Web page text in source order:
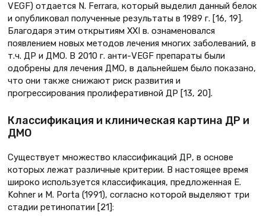
VEGF) отдается N. Ferrara, который выделил данный белок
и опубликовал полученные результаты в 1989 г. [16, 19].
Благодаря этим открытиям XXI в. ознаменовался
появлением новых методов лечения многих заболеваний, в
т.ч. ДР и ДМО. В 2010 г. анти-VEGF препараты были
одобрены для лечения ДМО, в дальнейшем было показано,
что они также снижают риск развития и
прогрессирования пролиферативной ДР [13, 20].
Классификация и клиническая картина ДР и
ДМО
Существует множество классификаций ДР, в основе
которых лежат различные критерии. В настоящее время
широко используется классификация, предложенная E.
Kohner и M. Porta (1991), согласно которой выделяют три
стадии ретинопатии [21]: